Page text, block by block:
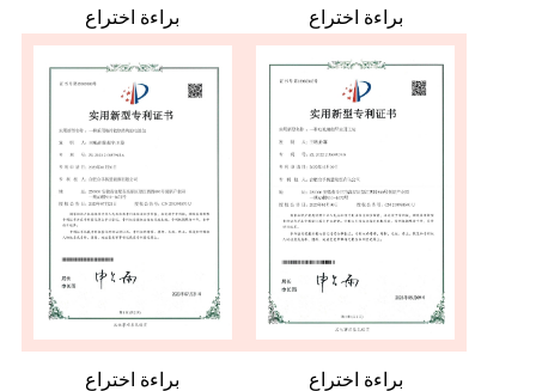
براءة اختراع براءة اختراع
براءة اختراع براءة اختراع